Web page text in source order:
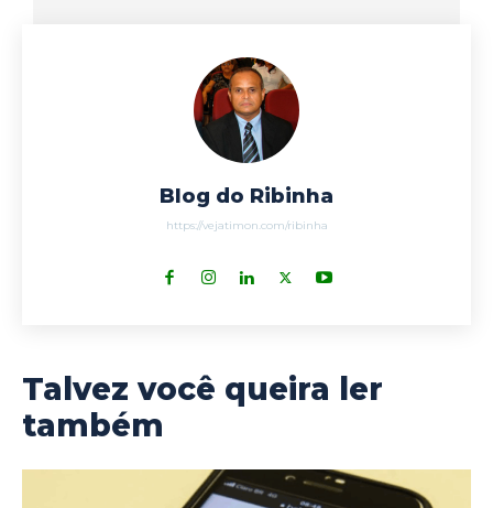
Blog do Ribinha
https://vejatimon.com/ribinha
Talvez você queira ler
também